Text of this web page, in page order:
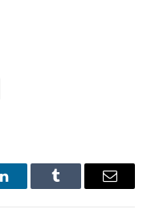
LinkedInTumblr Email